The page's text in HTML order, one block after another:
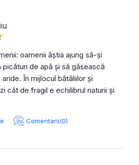
oamenii ăștia ajung să-și
picături de apă și să găsească
În mijlocul bătăliilor și
cât de fragil e echilibrul naturii și
Comentarii(0)